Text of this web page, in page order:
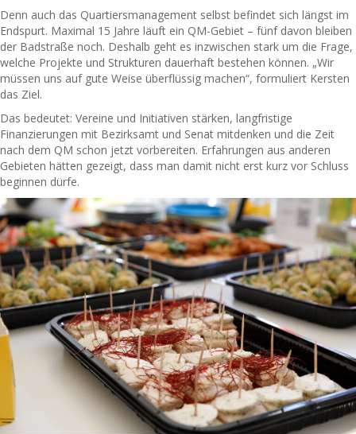
Denn auch das Quartiersmanagement selbst befindet sich längst im
Endspurt. Maximal 15 Jahre läuft ein QM-Gebiet – fünf davon bleiben
der Badstraße noch. Deshalb geht es inzwischen stark um die Frage,
welche Projekte und Strukturen dauerhaft bestehen können. „Wir
müssen uns auf gute Weise überflüssig machen“, formuliert Kersten
das Ziel.
Das bedeutet: Vereine und Initiativen stärken, langfristige
Finanzierungen mit Bezirksamt und Senat mitdenken und die Zeit
nach dem QM schon jetzt vorbereiten. Erfahrungen aus anderen
Gebieten hätten gezeigt, dass man damit nicht erst kurz vor Schluss
beginnen dürfe.